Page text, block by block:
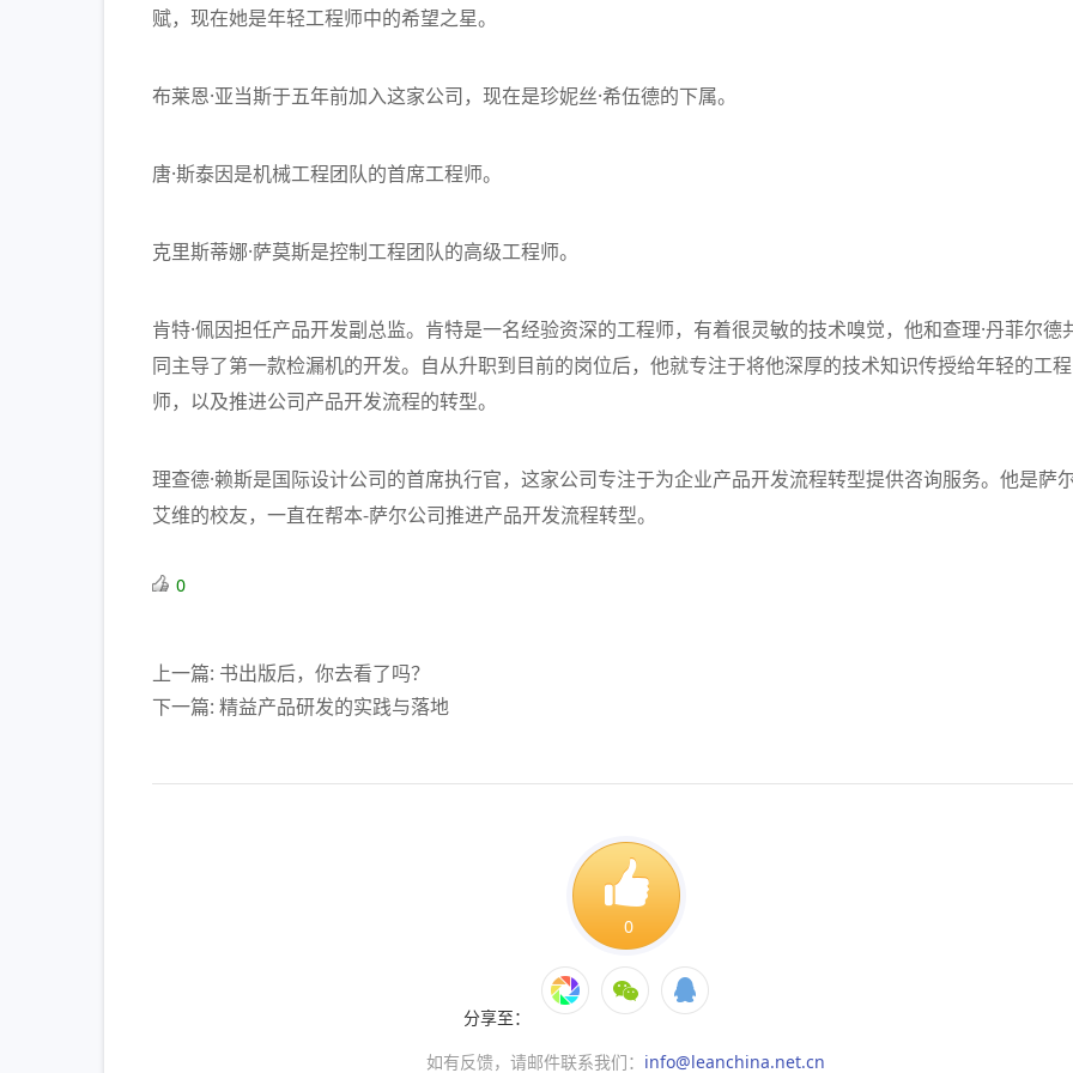
赋，现在她是年轻工程师中的希望之星。
布莱恩·亚当斯于五年前加入这家公司，现在是珍妮丝·希伍德的下属。
唐·斯泰因是机械工程团队的首席工程师。
克里斯蒂娜·萨莫斯是控制工程团队的高级工程师。
肯特·佩因担任产品开发副总监。肯特是一名经验资深的工程师，有着很灵敏的技术嗅觉，他和查理·丹菲尔德
同主导了第一款检漏机的开发。自从升职到目前的岗位后，他就专注于将他深厚的技术知识传授给年轻的工程
师，以及推进公司产品开发流程的转型。
理查德·赖斯是国际设计公司的首席执行官，这家公司专注于为企业产品开发流程转型提供咨询服务。他是萨
艾维的校友，一直在帮本-萨尔公司推进产品开发流程转型。
0
上一篇: 书出版后，你去看了吗？
下一篇: 精益产品研发的实践与落地
0
分享至：
如有反馈，请邮件联系我们： info@leanchina.net.cn